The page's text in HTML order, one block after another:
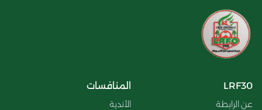
LRF30
عن الرابطة
المنافسات
الأندية